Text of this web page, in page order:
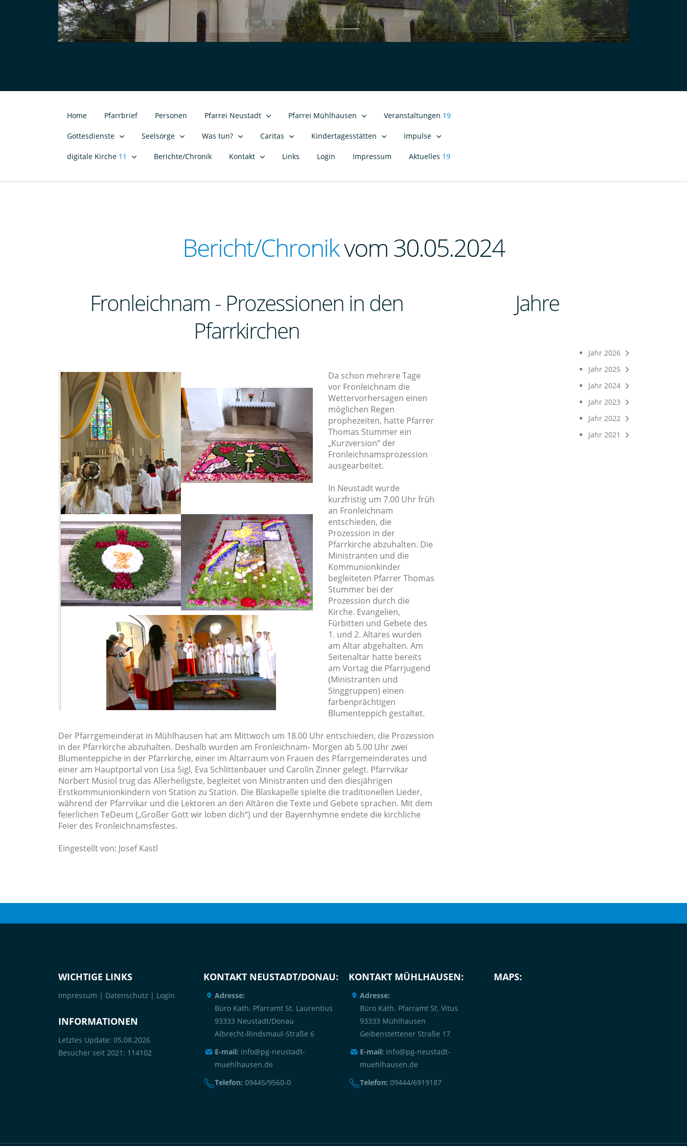
Home Pfarrbrief Personen Pfarrei Neustadt Pfarrei Mühlhausen Veranstaltungen 19
Gottesdienste Seelsorge Was tun? Caritas Kindertagesstätten Impulse
digitale Kirche 11 Berichte/Chronik Kontakt Links Login Impressum Aktuelles 19
Bericht/Chronikvom 30.05.2024
Fronleichnam - Prozessionen in den
Pfarrkirchen
Da schon mehrere Tage
vor Fronleichnam die
Wettervorhersagen einen
möglichen Regen
prophezeiten, hatte Pfarrer
Thomas Stummer ein
„Kurzversion“ der
Fronleichnamsprozession
ausgearbeitet.
In Neustadt wurde
kurzfristig um 7.00 Uhr früh
an Fronleichnam
entschieden, die
Prozession in der
Pfarrkirche abzuhalten. Die
Ministranten und die
Kommunionkinder
begleiteten Pfarrer Thomas
Stummer bei der
Prozession durch die
Kirche. Evangelien,
Fürbitten und Gebete des
1. und 2. Altares wurden
am Altar abgehalten. Am
Seitenaltar hatte bereits
am Vortag die Pfarrjugend
(Ministranten und
Singgruppen) einen
farbenprächtigen
Blumenteppich gestaltet.
Der Pfarrgemeinderat in Mühlhausen hat am Mittwoch um 18.00 Uhr entschieden, die Prozession
in der Pfarrkirche abzuhalten. Deshalb wurden am Fronleichnam- Morgen ab 5.00 Uhr zwei
Blumenteppiche in der Pfarrkirche, einer im Altarraum von Frauen des Pfarrgemeinderates und
einer am Hauptportal von Lisa Sigl, Eva Schlittenbauer und Carolin Zinner gelegt. Pfarrvikar
Norbert Musiol trug das Allerheiligste, begleitet von Ministranten und den diesjährigen
Erstkommunionkindern von Station zu Station. Die Blaskapelle spielte die traditionellen Lieder,
während der Pfarrvikar und die Lektoren an den Altären die Texte und Gebete sprachen. Mit dem
feierlichen TeDeum („Großer Gott wir loben dich“) und der Bayernhymne endete die kirchliche
Feier des Fronleichnamsfestes.
Eingestellt von: Josef Kastl
Jahre
Jahr 2026
Jahr 2025
Jahr 2024
Jahr 2023
Jahr 2022
Jahr 2021
WICHTIGE LINKS
Impressum | Datenschutz | Login
INFORMATIONEN
Letztes Update: 05.08.2026
Besucher seit 2021: 114102
KONTAKT NEUSTADT/DONAU:
Adresse:
Büro Kath. Pfarramt St. Laurentius
93333 Neustadt/Donau
Albrecht-Rindsmaul-Straße 6
E-mail: info@pg-neustadt-
muehlhausen.de
Telefon: 09445/9560-0
KONTAKT MÜHLHAUSEN:
Adresse:
Büro Kath. Pfarramt St. Vitus
93333 Mühlhausen
Geibenstettener Straße 17
E-mail: info@pg-neustadt-
muehlhausen.de
Telefon: 09444/6919187
MAPS: